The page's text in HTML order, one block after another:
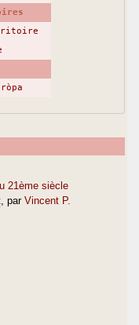
21ème siècle
, par Vincent P.